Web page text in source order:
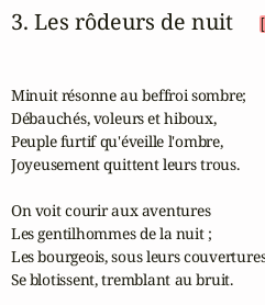
3. Les rôdeurs de nuit
Minuit résonne au beffroi sombre;
Débauchés, voleurs et hiboux,
Peuple furtif qu'éveille l'ombre,
Joyeusement quittent leurs trous.
On voit courir aux aventures
Les gentilhommes de la nuit ;
Les bourgeois, sous leurs
Se blotissent, tremblant au bruit.